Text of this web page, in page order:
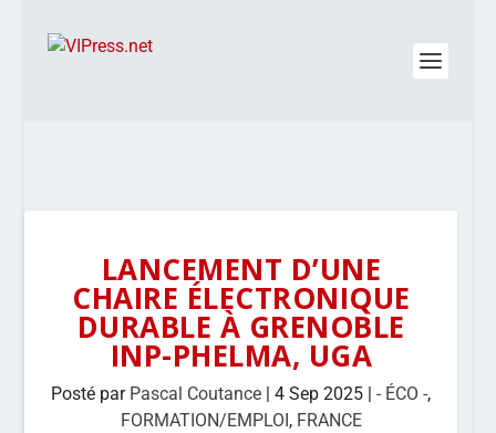
LANCEMENT D’UNE
CHAIRE ÉLECTRONIQUE
DURABLE À GRENOBLE
INP-PHELMA, UGA
Posté par Pascal Coutance |4 Sep 2025 |- ÉCO -,
FORMATION/EMPLOI, FRANCE